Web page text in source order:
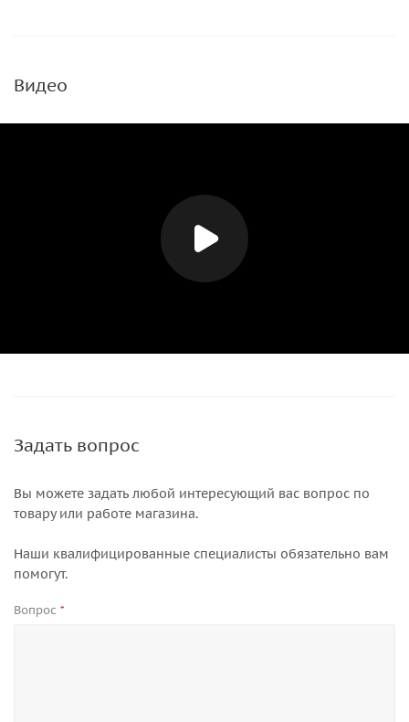
Видео
Задать вопрос
Вы можете задать любой интересующий вас вопрос по
товару или работе магазина.
Наши квалифицированные специалисты обязательно вам
помогут.
Вопрос *